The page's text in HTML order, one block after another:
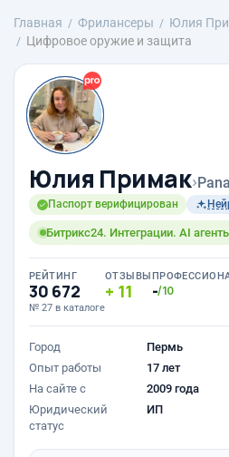
Главная Фрилансеры Юлия
Цифровое оружие и защита
Юлия Примак›
Паспорт верифицирован
Битрикс24. Интеграции. AI
РЕЙТИНГ
30 672
№ 27 в каталоге
ОТЗЫВЫ
11 -/10
Город
Пермь
Опыт работы
17 лет
На сайте с
2009 года
Юридический
статус
ИП